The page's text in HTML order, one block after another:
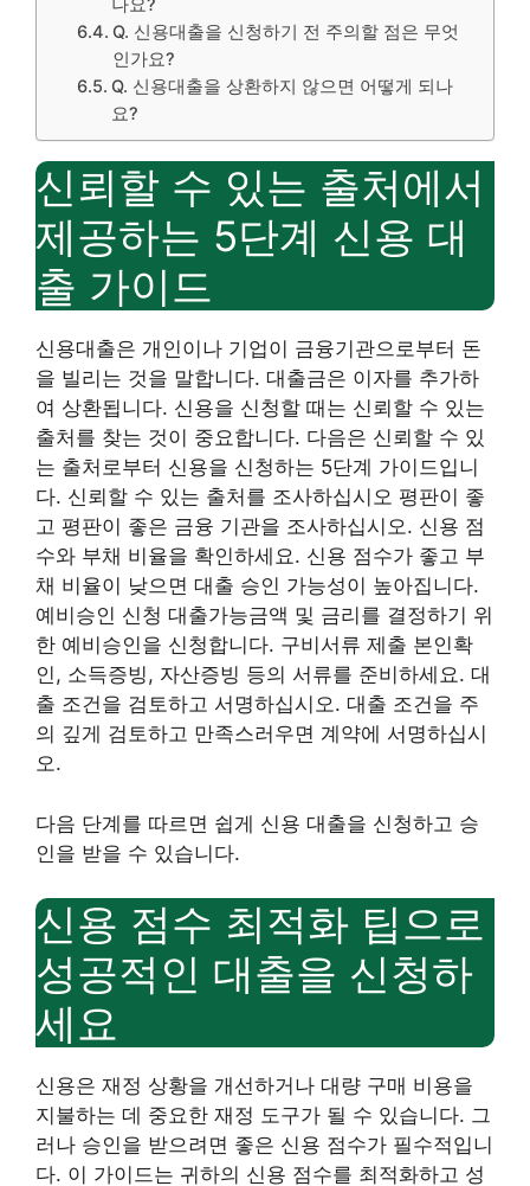
나요?
Q. 신용대출을 신청하기 전 주의할 점은 무엇
인가요?
Q. 신용대출을 상환하지 않으면 어떻게 되나
요?
신뢰할 수 있는 출처에서
제공하는 5단계 신용 대
출 가이드
신용대출은 개인이나 기업이 금융기관으로부터 돈
을 빌리는 것을 말합니다. 대출금은 이자를 추가하
여 상환됩니다. 신용을 신청할 때는 신뢰할 수 있는
출처를 찾는 것이 중요합니다. 다음은 신뢰할 수 있
는 출처로부터 신용을 신청하는 5단계 가이드입니
다. 신뢰할 수 있는 출처를 조사하십시오 평판이 좋
고 평판이 좋은 금융 기관을 조사하십시오. 신용 점
수와 부채 비율을 확인하세요. 신용 점수가 좋고 부
채 비율이 낮으면 대출 승인 가능성이 높아집니다.
예비승인 신청 대출가능금액 및 금리를 결정하기 위
한 예비승인을 신청합니다. 구비서류 제출 본인확
인, 소득증빙, 자산증빙 등의 서류를 준비하세요. 대
출 조건을 검토하고 서명하십시오. 대출 조건을 주
의 깊게 검토하고 만족스러우면 계약에 서명하십시
오.
다음 단계를 따르면 쉽게 신용 대출을 신청하고 승
인을 받을 수 있습니다.
신용 점수 최적화 팁으로
성공적인 대출을 신청하
세요
신용은 재정 상황을 개선하거나 대량 구매 비용을
지불하는 데 중요한 재정 도구가 될 수 있습니다. 그
러나 승인을 받으려면 좋은 신용 점수가 필수적입니
다. 이 가이드는 귀하의 신용 점수를 최적화하고 성